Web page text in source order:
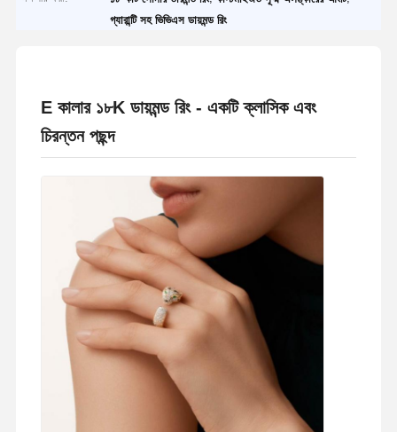
গ্যারান্টি সহ ভিভিএস ডায়মন্ড রিং
E কালার ১৮K ডায়মন্ড রিং - একটি ক্লাসিক এবং
চিরন্তন পছন্দ